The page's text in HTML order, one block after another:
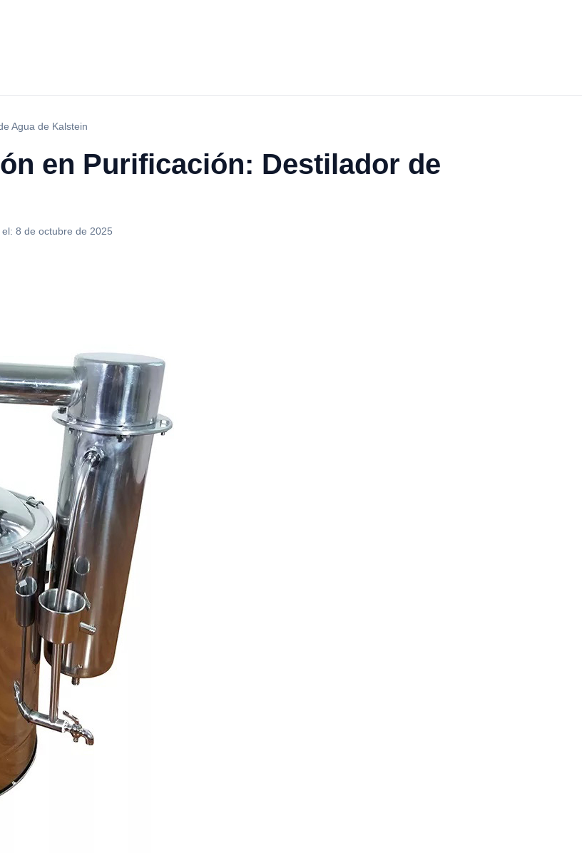
Agua de Kalstein
en Purificación: Destilador de
8 de octubre de 2025